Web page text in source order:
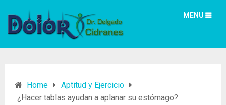
MENU
Home
Aptitud y Ejercicio
¿Hacer tablas ayudan a aplanar su estómago?